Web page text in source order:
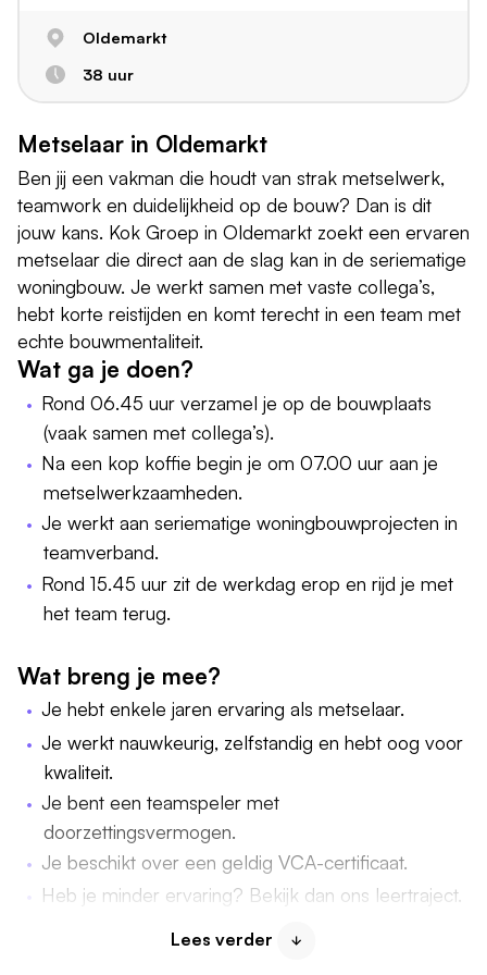
Oldemarkt
38 uur
Metselaar in Oldemarkt
Ben jij een vakman die houdt van strak metselwerk,
teamwork en duidelijkheid op de bouw? Dan is dit
jouw kans. Kok Groep in Oldemarkt zoekt een ervaren
metselaar die direct aan de slag kan in de seriematige
woningbouw. Je werkt samen met vaste collega’s,
hebt korte reistijden en komt terecht in een team met
echte bouwmentaliteit.
Wat ga je doen?
Rond 06.45 uur verzamel je op de bouwplaats
(vaak samen met collega’s).
Na een kop koffie begin je om 07.00 uur aan je
metselwerkzaamheden.
Je werkt aan seriematige woningbouwprojecten in
teamverband.
Rond 15.45 uur zit de werkdag erop en rijd je met
het team terug.
Wat breng je mee?
Je hebt enkele jaren ervaring als metselaar.
Je werkt nauwkeurig, zelfstandig en hebt oog voor
kwaliteit.
Je bent een teamspeler met
doorzettingsvermogen.
Je beschikt over een geldig VCA-certificaat.
Heb je minder ervaring? Bekijk dan ons leertraject.
Lees verder